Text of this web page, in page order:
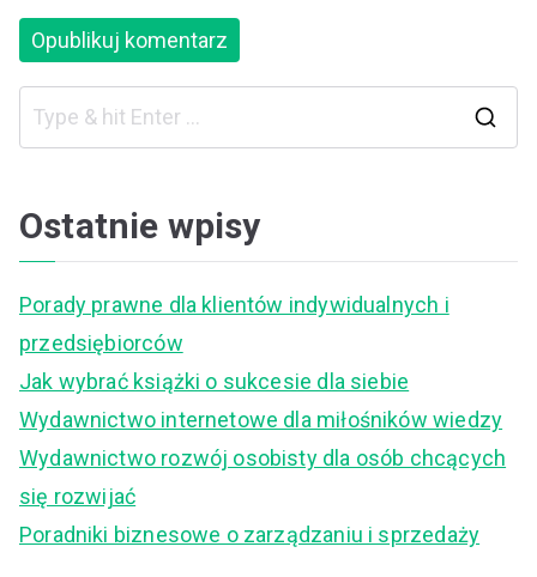
Ostatnie wpisy
Porady prawne dla klientów indywidualnych i
przedsiębiorców
Jak wybrać książki o sukcesie dla siebie
Wydawnictwo internetowe dla miłośników wiedzy
Wydawnictwo rozwój osobisty dla osób chcących
się rozwijać
Poradniki biznesowe o zarządzaniu i sprzedaży